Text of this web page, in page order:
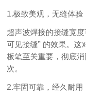
1.极致美观，无缝体验
超声波焊接的接缝宽
可见接缝” 的效果。这
板笔至关重要，彻底
次。
2.牢固可靠，经久耐用